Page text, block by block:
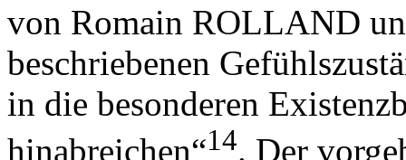
von Romain ROLLAND
beschriebenen
in die besonderen
hinabreichen“14. Der